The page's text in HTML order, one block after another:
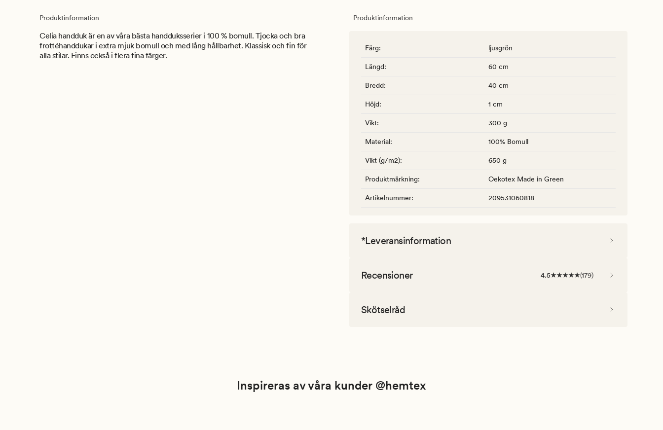
Produktinformation
Celia handduk är en av våra bästa handduksserier i 100 % bomull. Tjocka och bra
frottéhanddukar i extra mjuk bomull och med lång hållbarhet. Klassisk och fin för
alla stilar. Finns också i flera fina färger.
Produktinformation
Färg: ljusgrön
Längd: 60 cm
Bredd: 40 cm
Höjd: 1 cm
Vikt: 300 g
Material: 100% Bomull
Vikt (g/m2): 650 g
Produktmärkning: Oekotex Made in Green
Artikelnummer: 209531060818
*Leveransinformation
Recensioner 4.5 (179)
Skötselråd
Inspireras av våra kunder @hemtex